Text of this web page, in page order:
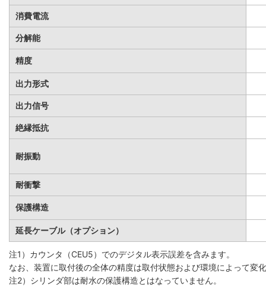
消費電流
分解能
精度
出力形式
出力信号
絶縁抵抗
耐振動
耐衝撃
保護構造
延長ケーブル（オプション）
注1）カウンタ（CEU5）でのデジタル表示誤差を含みます。
なお、装置に取付後の全体の精度は取付状態および環境によって
注2）シリンダ部は耐水の保護構造とはなっていません。